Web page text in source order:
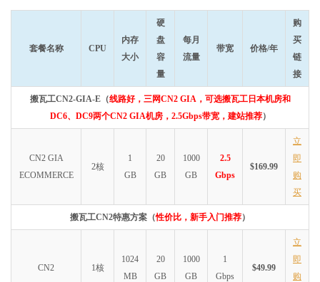
套餐名称 CPU
内存
大小
硬
盘
容
量
每月
流量
带宽 价格/年
购
买
链
接
搬瓦工CN2-GIA-E（线路好，三网CN2 GIA，可选搬瓦工日本机房和
DC6、DC9两个CN2 GIA机房，2.5Gbps带宽，建站推荐）
CN2 GIA
ECOMMERCE
2核
1
GB
20
GB
1000
GB
2.5
Gbps
$169.99
立
即
购
买
搬瓦工CN2特惠方案（性价比，新手入门推荐）
CN2 1核
1024
MB
20
GB
1000
GB
1
Gbps
$49.99
立
即
购